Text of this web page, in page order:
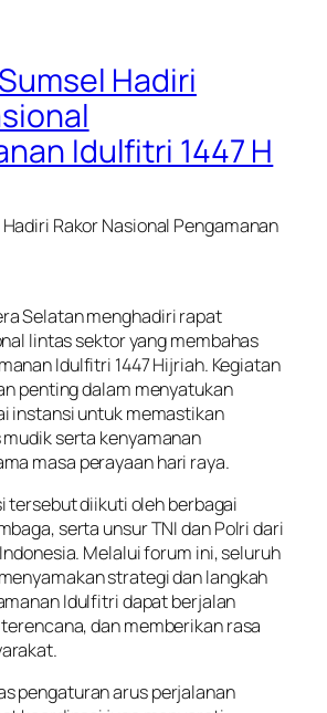
Hadiri
Idulfitri 1447 H
Rakor Nasional Pengamanan
Selatan menghadiri rapat
lintas sektor yang membahas
Idulfitri 1447 Hijriah. Kegiatan
penting dalam menyatukan
instansi untuk memastikan
serta kenyamanan
masa perayaan hari raya.
tersebut diikuti oleh berbagai
serta unsur TNI dan Polri dari
Melalui forum ini, seluruh
strategi dan langkah
Idulfitri dapat berjalan
dan memberikan rasa
pengaturan arus perjalanan